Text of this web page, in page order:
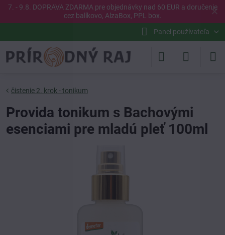
✕
7. - 9.8. DOPRAVA ZDARMA pre objednávky nad 60 EUR a doručenie
cez balíkovo, AlzaBox, PPL box.
Panel používateľa
čistenie 2. krok - tonikum
Provida tonikum s Bachovými
esenciami pre mladú pleť 100ml